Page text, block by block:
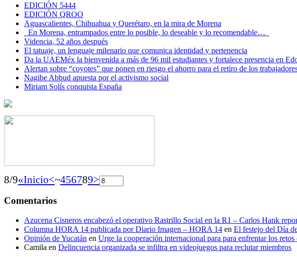
EDICIÓN 5444
EDICIÓN QROO
Aguascalientes, Chihuahua y Querétaro, en la mira de Morena
En Morena, entrampados entre lo posible, lo deseable y lo recomendable…
Videncia, 52 años después
El tatuaje, un lenguaje milenario que comunica identidad y pertenencia
Da la UAEMéx la bienvenida a más de 96 mil estudiantes y fortalece presencia en
Alertan sobre “coyotes” que ponen en riesgo el ahorro para el retiro de los
Nagibe Abbud apuesta por el activismo social
Miriam Solís conquista España
8/9«Inicio<~456789>
Comentarios
Azucena Cisneros encabezó el operativo Rastrillo Social en la R1 – Carlos Hank
Columna HORA 14 publicada por Diario Imagen – HORA 14 en El festejo del Día
Opinión de Yucatán en Urge la cooperación internacional para para enfrentar los
Camila en Delincuencia organizada se infiltra en videojuegos para reclutar miembros